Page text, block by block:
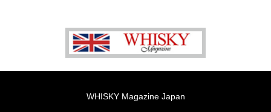
WHISKY Magazine Japan